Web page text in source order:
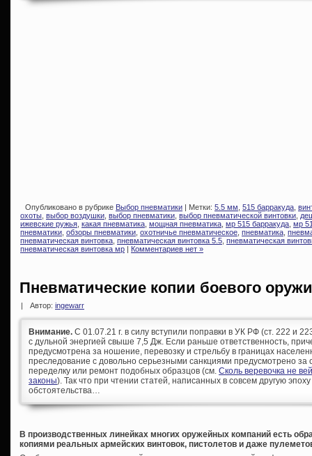
Опубликовано в рубрике Выбор пневматики | Метки: 5.5 мм 515 барракуда
охоты выбор воздушки выбор пневматики выбор пневматической винтовки
ижевские ружья какая пневматика мощная пневматика мр 515 барракуда мр
пневматики обзоры пневматики охотничье пневматическое пневматика
пневматическая винтовка пневматическая винтовка 5.5 пневматическая
пневматическая винтовка мр
Комментариев нет »
Пневматические копии боевого
| Автор: ingewarr
Внимание. С 01.07.21 г. в силу вступили поправки в УК РФ (ст. 222 и
с дульной энергией свыше 7,5 Дж. Если раньше ответственность,
предусмотрена за ношение, перевозку и стрельбу в границах
преследование с довольно серьезными санкциями предусмотрено за
переделку или ремонт подобных образцов (см. Сколь веревочка не
законы). Так что при чтении статей, написанных в совсем другую
обстоятельства…
В производственных линейках многих оружейных компаний есть
копиями реальных армейских винтовок, пистолетов и даже